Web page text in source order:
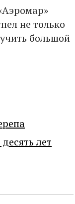
не только
большой
лет